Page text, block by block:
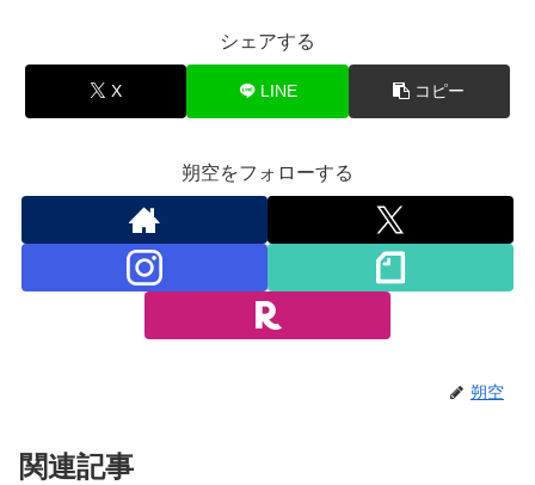
シェアする
X LINE コピー
朔空をフォローする
朔空
関連記事